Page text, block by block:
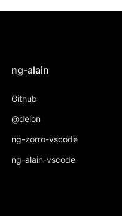
ng-alain
Github
@delon
ng-zorro-vscode
ng-alain-vscode